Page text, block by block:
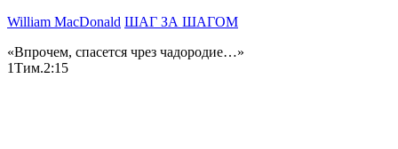
William MacDonald ШАГ ЗА ШАГОМ
«Впрочем, спасется чрез чадородие…»
1Тим.2:15